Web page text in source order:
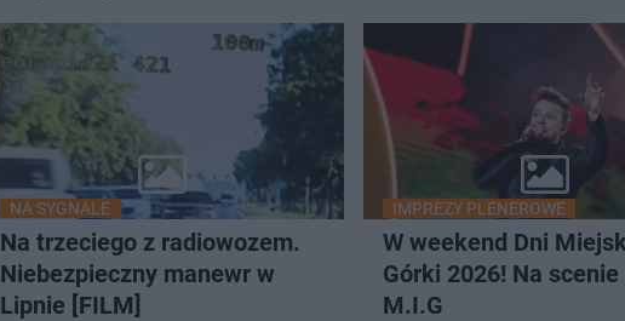
NA SYGNALE
Na trzeciego z radiowozem.
Niebezpieczny manewr w
Lipnie [FILM]
IMPREZY PLENEROWE
W weekend Dni
Górki 2026! Na scenie
M.I.G